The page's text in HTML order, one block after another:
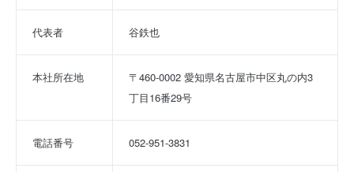
代表者 谷鉄也
本社所在地
〒460-0002 愛知県名古屋市中区丸の内3
丁目16番29号
電話番号 052-951-3831